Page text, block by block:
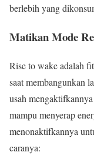
berlebih yang
Matikan Mode
Rise to wake adalah
saat membangunkan
usah
mampu menyerap
menonaktifkannya
caranya: